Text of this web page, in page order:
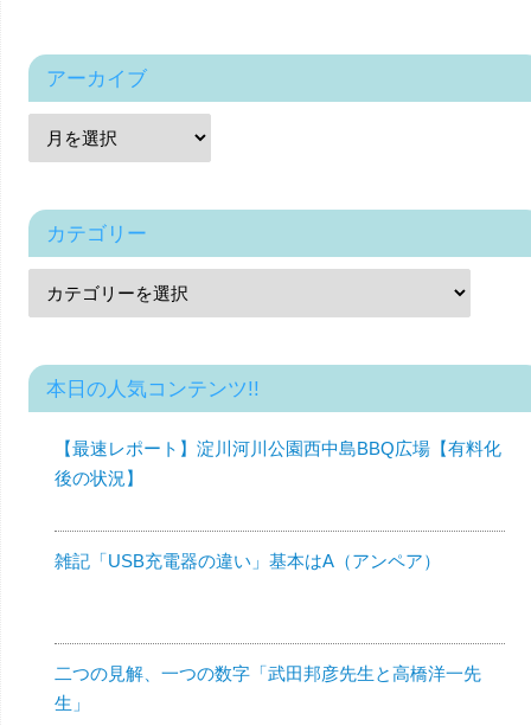
アーカイブ
カテゴリー
本日の人気コンテンツ!!
【最速レポート】淀川河川公園西中島BBQ広場【有料化
後の状況】
雑記「USB充電器の違い」基本はA（アンペア）
二つの見解、一つの数字「武田邦彦先生と高橋洋一先
生」